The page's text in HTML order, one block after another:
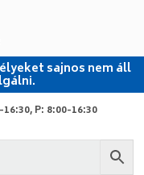
sajnos nem áll
P: 8:00-16:30